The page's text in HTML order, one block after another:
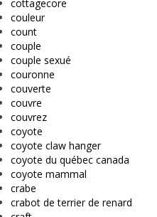
cottagecore
couleur
count
couple
couple sexué
couronne
couverte
couvre
couvrez
coyote
coyote claw hanger
coyote du québec canada
coyote mammal
crabe
crabot de terrier de renard